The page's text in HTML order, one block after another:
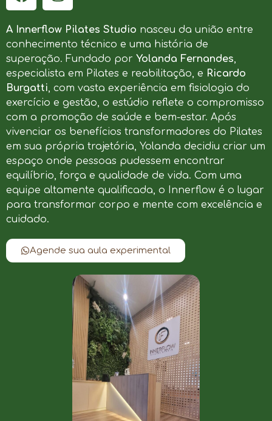
A Innerflow Pilates Studio nasceu da união entre
conhecimento técnico e uma história de
superação. Fundado por Yolanda Fernandes,
especialista em Pilates e reabilitação, e Ricardo
Burgatti, com vasta experiência em fisiologia do
exercício e gestão, o estúdio reflete o compromisso
com a promoção de saúde e bem-estar. Após
vivenciar os benefícios transformadores do Pilates
em sua própria trajetória, Yolanda decidiu criar um
espaço onde pessoas pudessem encontrar
equilíbrio, força e qualidade de vida. Com uma
equipe altamente qualificada, o Innerflow é o lugar
para transformar corpo e mente com excelência e
cuidado.
Agende sua aula experimental